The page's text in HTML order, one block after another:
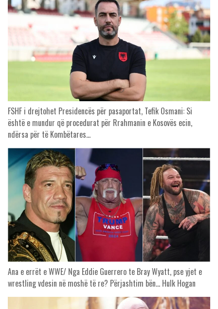
FSHF i drejtohet Presidencës për pasaportat, Tefik Osmani: Si
është e mundur që procedurat për Rrahmanin e Kosovës ecin,
ndërsa për të Kombëtares…
Ana e errët e WWE/ Nga Eddie Guerrero te Bray Wyatt, pse yjet e
wrestling vdesin në moshë të re? Përjashtim bën… Hulk Hogan